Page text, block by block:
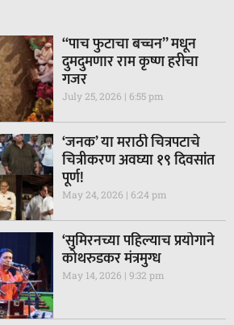
“पाच फुटाचा बच्चन” मधून
दुमदुमणार राम कृष्ण हरीचा
गजर
July 25, 2026 6:55 pm
‘जनक’ या मराठी चित्रपटाचे
चित्रीकरण अवघ्या १९ दिवसांत
पूर्ण!
May 24, 2026 6:24 pm
‘सुमिरनच्या पहिल्याच प्रयोगाने
कोथरुडकर मंत्रमुग्ध
May 14, 2026 9:32 pm